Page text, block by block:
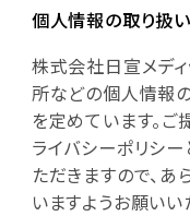
個人情報の取り扱い
株式会社日宣メディ
所などの個人情報
を定めています。
ライバシーポリシ
ただきますので、あ
いますようお願いい